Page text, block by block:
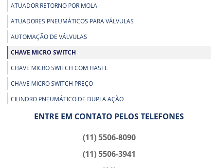
ATUADOR RETORNO POR MOLA
ATUADORES PNEUMÁTICOS PARA VÁLVULAS
AUTOMAÇÃO DE VÁLVULAS
CHAVE MICRO SWITCH
CHAVE MICRO SWITCH COM HASTE
CHAVE MICRO SWITCH PREÇO
CILINDRO PNEUMÁTICO DE DUPLA AÇÃO
CILINDRO PNEUMÁTICO DUPLA AÇÃO PREÇO
ENTRE EM CONTATO PELOS TELEFONES
(11) 5506-8090
(11) 5506-3941